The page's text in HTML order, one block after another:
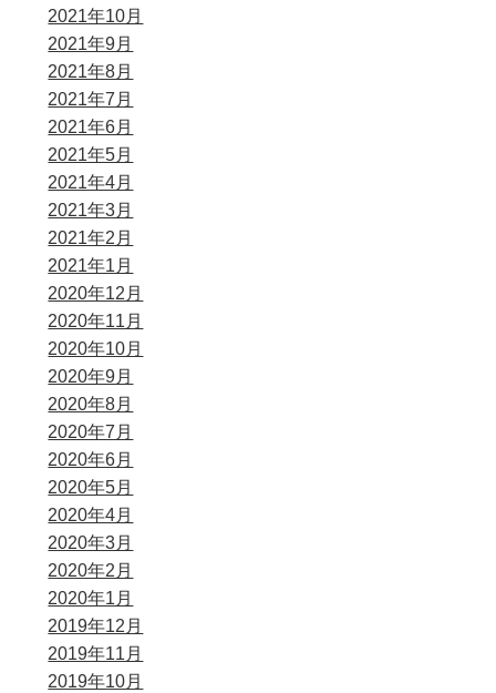
2021年10月
2021年9月
2021年8月
2021年7月
2021年6月
2021年5月
2021年4月
2021年3月
2021年2月
2021年1月
2020年12月
2020年11月
2020年10月
2020年9月
2020年8月
2020年7月
2020年6月
2020年5月
2020年4月
2020年3月
2020年2月
2020年1月
2019年12月
2019年11月
2019年10月